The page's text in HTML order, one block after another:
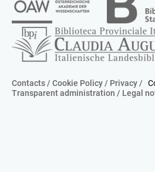
Contacts / Cookie Policy / Privacy /
Transparent administration / Legal